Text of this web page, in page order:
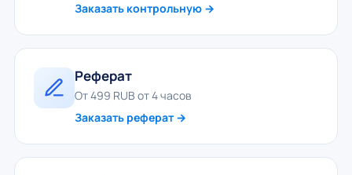
Заказать контрольную →
Реферат
От 499 RUB от 4 часов
Заказать реферат →